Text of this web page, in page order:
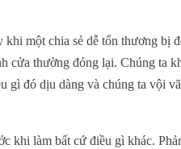
một chia sẻ dễ tổn thương bị
cửa thường đóng lại. Chúng ta
gì đó dịu dàng và chúng ta vội
khi làm bất cứ điều gì khác.